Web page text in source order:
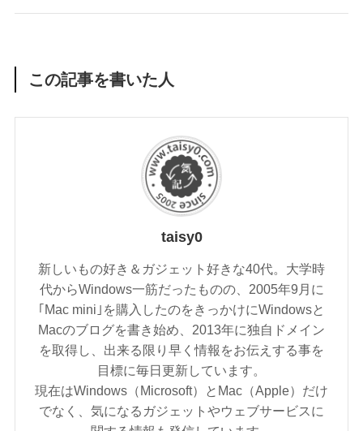
この記事を書いた人
taisy0
新しいもの好き＆ガジェット好きな40代。大学時
代からWindows一筋だったものの、2005年9月に
｢Mac mini｣を購入したのをきっかけにWindowsと
Macのブログを書き始め、2013年に独自ドメイン
を取得し、出来る限り早く情報をお伝えする事を
目標に毎日更新しています。
現在はWindows（Microsoft）とMac（Apple）だけ
でなく、気になるガジェットやウェブサービスに